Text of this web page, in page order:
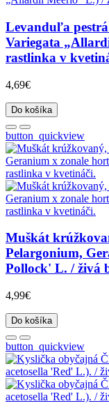
Levanduľa
Variegata
rastlinka v
4,69€
Do košíka
button_quickview
Muškát
Pelargonium,
Pollock' L. / živá
4,99€
Do košíka
button_quickview